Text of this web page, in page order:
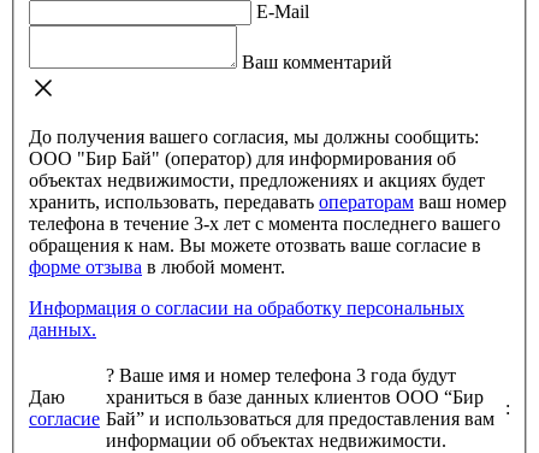
E-Mail
Ваш комментарий
До получения вашего согласия, мы должны сообщить:
ООО "Бир Бай" (оператор) для информирования об
объектах недвижимости, предложениях и акциях будет
хранить, использовать, передавать операторам
телефона в течение 3-х лет с момента последнего вашего
обращения к нам. Вы можете отозвать ваше согласие в
форме отзыва
в любой момент.
Информация о согласии на обработку персональных
данных.
Даю
согласие
? Ваше имя и номер телефона 3 года будут
храниться в базе данных клиентов ООО “Бир
Бай” и использоваться для предоставления вам
информации об объектах недвижимости.
: